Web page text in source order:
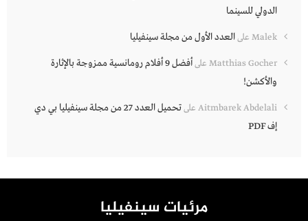
الدولي للسينما
Malek علىالعدد الأول من مجلة سينفيليا
Matthias Gocher على
أفضل 9 أفلام رومانسية ممزوجة بالإثارة
والأكشن!
Aitmbarek Abdelali على
تحميل العدد 27 من مجلة سينفيليا بي دي
إف PDF
مرئيات سينفيليا